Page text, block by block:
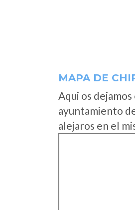
MAPA DE
Aqui os
ayuntamiento
alejaros en el